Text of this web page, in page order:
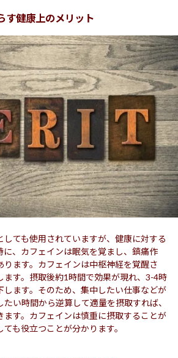
す健康上のメリット
しても使用されていますが、健康に対する
に、カフェインは眠気を覚まし、鎮痛作
ります。カフェインは中枢神経を覚醒さ
ます。摂取後約1時間で効果が現れ、3-4時
します。そのため、集中したい仕事などが
い時間から逆算して適量を摂取すれば、
ます。カフェインは慎重に摂取することが
も役立つことが分かります。